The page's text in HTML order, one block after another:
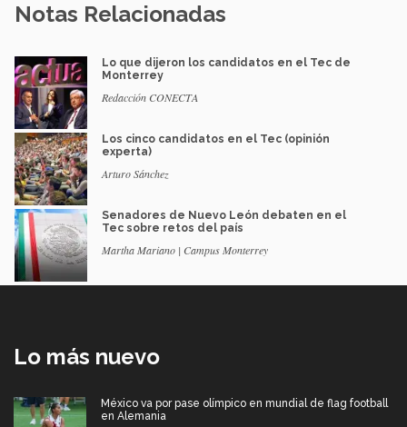
Notas Relacionadas
Lo que dijeron los candidatos en el Tec de
Monterrey
Redacción CONECTA
Los cinco candidatos en el Tec (opinión
experta)
Arturo Sánchez
Senadores de Nuevo León debaten en el
Tec sobre retos del país
Martha Mariano | Campus Monterrey
Lo más nuevo
México va por pase olímpico en mundial de flag football
en Alemania